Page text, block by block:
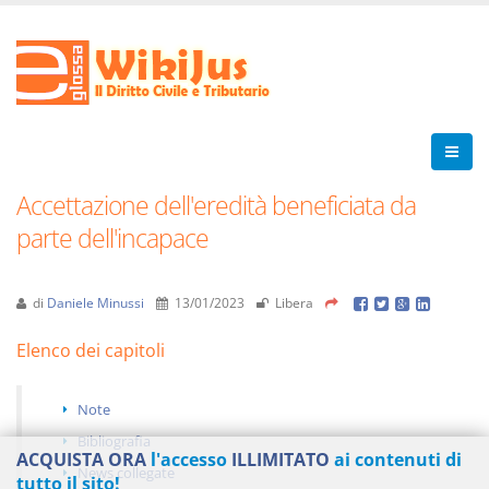
Accettazione dell'eredità beneficiata da
parte dell'incapace
di Daniele Minussi 13/01/2023 Libera
Elenco dei capitoli
Note
Bibliografia
News collegate
ACQUISTA ORA l'accesso ILLIMITATO ai contenuti di
tutto il sito!